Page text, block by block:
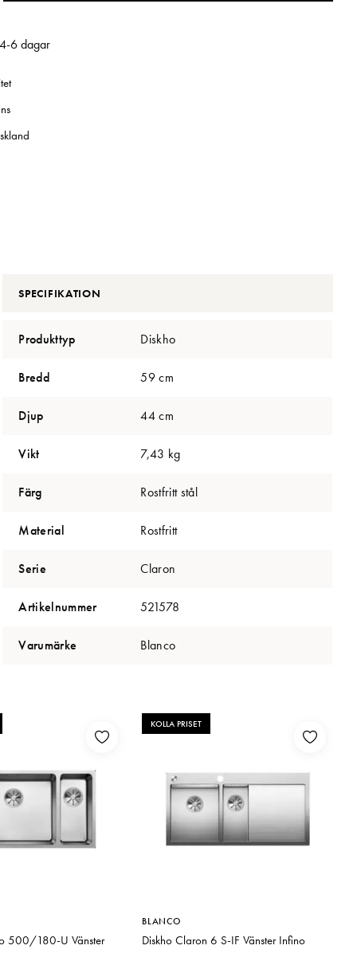
6 dagar
SPECIFIKATION
Produkttyp Diskho
Bredd 59 cm
Djup 44 cm
Vikt 7,43 kg
Färg Rostfritt stål
Material Rostfritt
Serie Claron
Artikelnummer 521578
Varumärke Blanco
500/180-U Vänster
KOLLA PRISET
BLANCO
Diskho Claron 6 S-IF Vänster Infino